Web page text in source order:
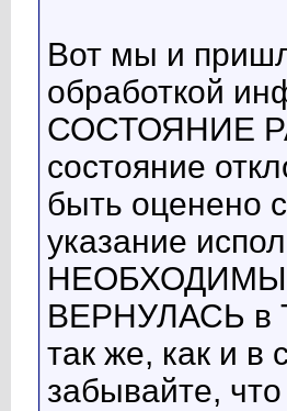
Вот мы и
обработкой
СОСТОЯНИЕ
состояние
быть оценено
указание
ВЕРНУЛАСЬ в
так же, как и в
забывайте,